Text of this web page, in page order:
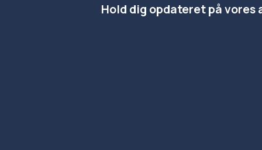
Hold dig opdateret på vores